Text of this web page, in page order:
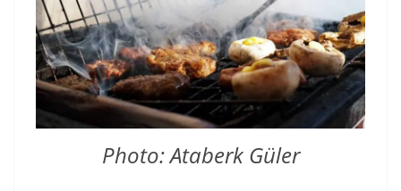
Photo: Ataberk Güler